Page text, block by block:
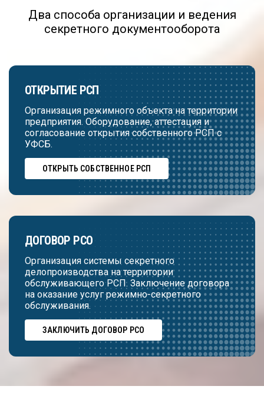
Два способа организации и ведения
секретного документооборота
ОТКРЫТИЕ РСП
Организация режимного объекта на территории
предприятия. Оборудование, аттестация и
согласование открытия собственного РСП с
УФСБ.
ОТКРЫТЬ СОБСТВЕННОЕ РСП
ДОГОВОР РСО
Организация системы секретного
делопроизводства на территории
обслуживающего РСП. Заключение договора
на оказание услуг режимно-секретного
обслуживания.
ЗАКЛЮЧИТЬ ДОГОВОР РСО